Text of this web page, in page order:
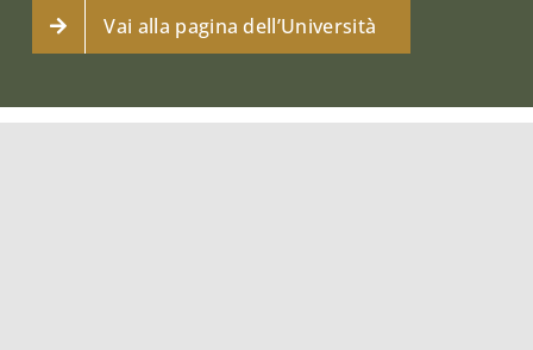
Vai alla pagina dell’Università